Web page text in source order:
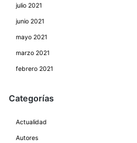
julio 2021
junio 2021
mayo 2021
marzo 2021
febrero 2021
Categorías
Actualidad
Autores